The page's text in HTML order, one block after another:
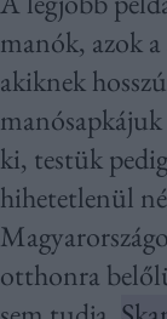
manók, azok
akiknek
ki, testük
hihetetlenül
otthonra